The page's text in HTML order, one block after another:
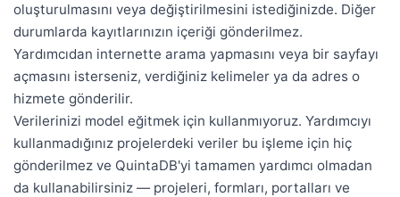
oluşturulmasını veya değiştirilmesini istediğinizde. Diğer
durumlarda kayıtlarınızın içeriği gönderilmez.
Yardımcıdan internette arama yapmasını veya bir sayfayı
açmasını isterseniz, verdiğiniz kelimeler ya da adres o
hizmete gönderilir.
Verilerinizi model eğitmek için kullanmıyoruz. Yardımcıyı
kullanmadığınız projelerdeki veriler bu işleme için hiç
gönderilmez ve QuintaDB'yi tamamen yardımcı olmadan
da kullanabilirsiniz — projeleri, formları, portalları ve